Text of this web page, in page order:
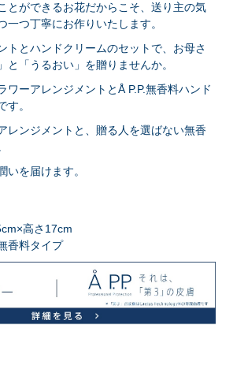
とができるお花だからこそ、送り主の気
一つ丁寧にお作りいたします。
トとハンドクリームのセットで、お母さ
と「うるおい」を贈りませんか。
ワーアレンジメントとÅ P.P.無香料ハンド
す。
レンジメントと、贈る人を選ばない無香
いを届けます。
高さ17cm
香料タイプ